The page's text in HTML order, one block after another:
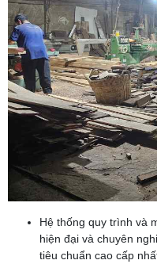
Hệ thống quy trình và
hiện đại và chuyên
tiêu chuẩn cao cấp